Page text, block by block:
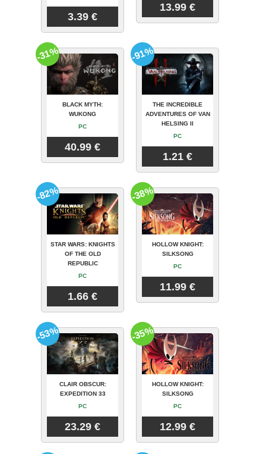
3.39 €
13.99 €
BLACK MYTH:
WUKONG
PC
40.99 €
-31%
THE INCREDIBLE
ADVENTURES OF VAN
HELSING II
PC
1.21 €
-91%
STAR WARS: KNIGHTS
OF THE OLD
REPUBLIC
PC
1.66 €
-82%
HOLLOW KNIGHT:
SILKSONG
PC
11.99 €
-38%
CLAIR OBSCUR:
EXPEDITION 33
PC
23.29 €
-53%
HOLLOW KNIGHT:
SILKSONG
PC
12.99 €
-35%